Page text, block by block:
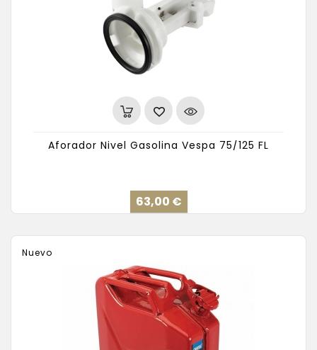
Aforador Nivel Gasolina Vespa 75/125 FL
63,00 €
Nuevo